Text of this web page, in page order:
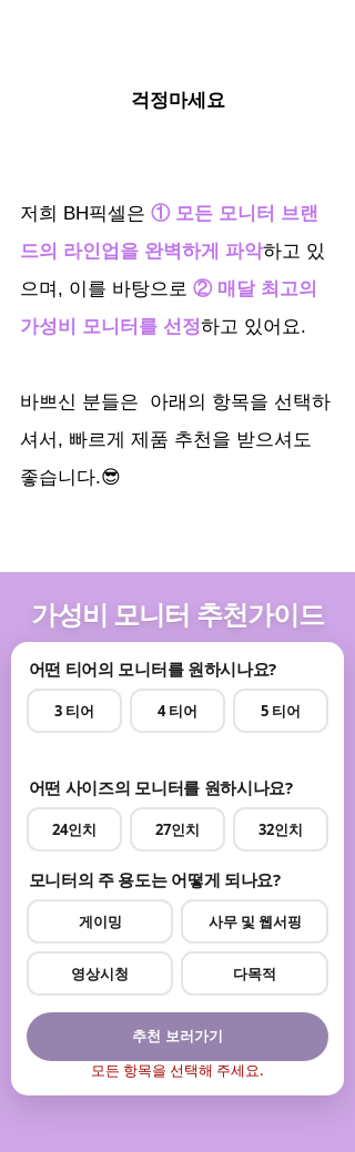
걱정마세요
저희 BH픽셀은 ① 모든 모니터 브랜
드의 라인업을 완벽하게 파악하고 있
으며, 이를 바탕으로 ② 매달 최고의
가성비 모니터를 선정하고 있어요.
바쁘신 분들은
아래의 항목을 선택하
셔서, 빠르게 제품 추천을 받으셔도
좋습니다.😎